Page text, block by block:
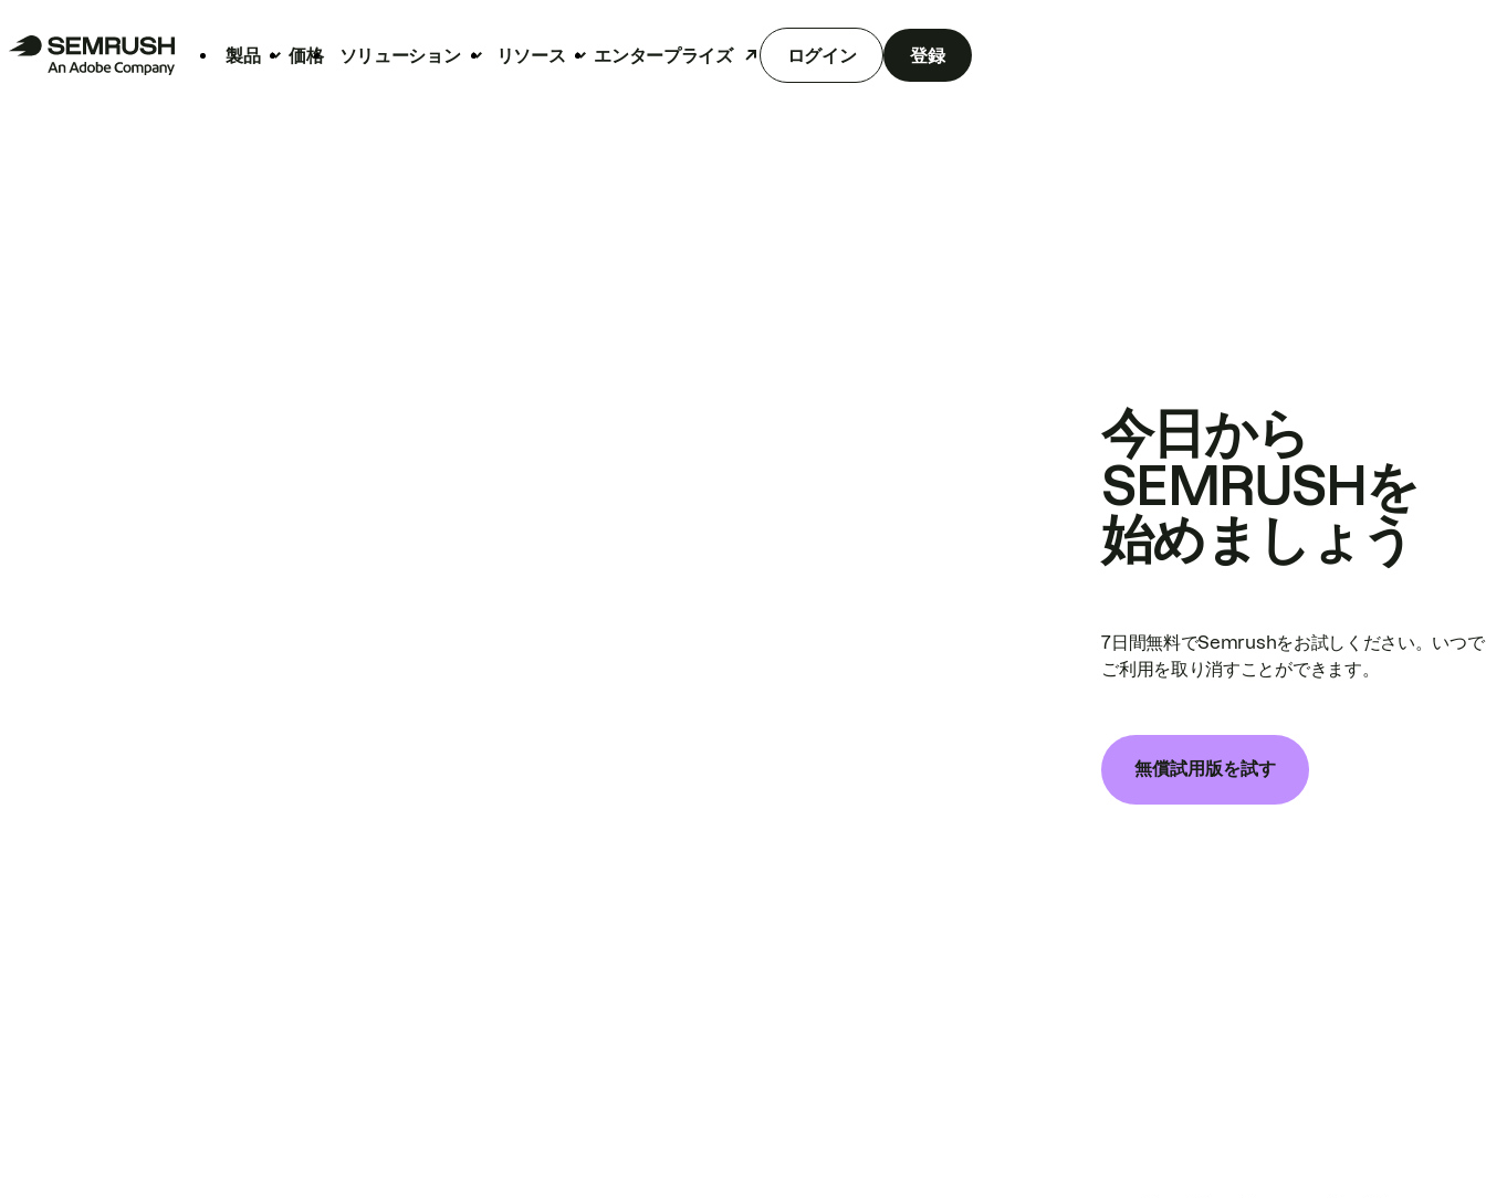
製品 価格 ソリューション リソース エンタープライズ ログイン 登録
今日から
SEMRUSHを
始めましょう
7日間無料でSemrushをお試しください。いつ
ご利用を取り消すことができます。
無償試用版を試す